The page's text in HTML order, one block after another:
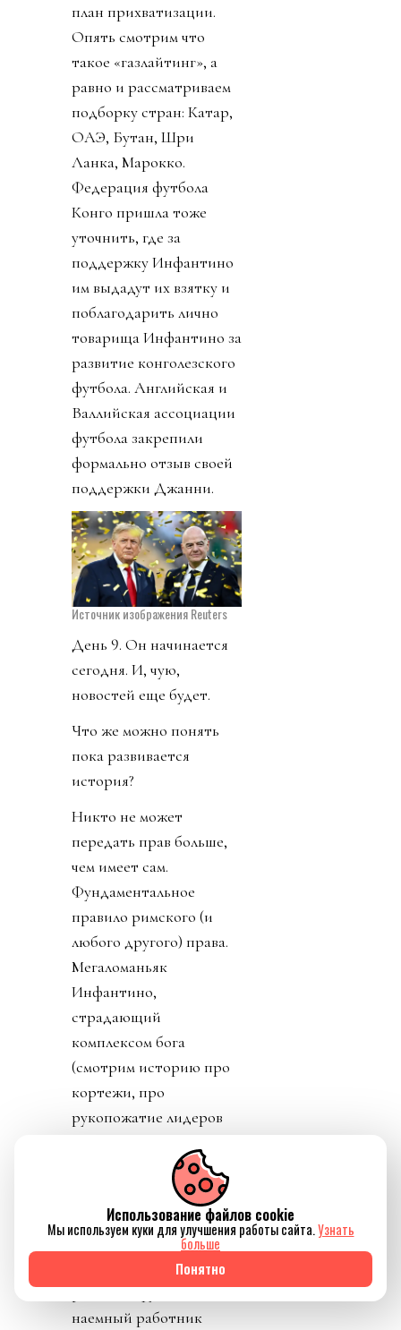
план прихватизации.
Опять смотрим что
такое «газлайтинг», а
равно и рассматриваем
подборку стран: Катар,
ОАЭ, Бутан, Шри
Ланка, Марокко.
Федерация футбола
Конго пришла тоже
уточнить, где за
поддержку Инфантино
им выдадут их взятку и
поблагодарить лично
товарища Инфантино за
развитие конголезского
футбола. Английская и
Валлийская ассоциации
футбола закрепили
формально отзыв своей
поддержки Джанни.
Источник изображения Reuters
День 9. Он начинается
сегодня. И, чую,
новостей еще будет.
Что же можно понять
пока развивается
история?
Никто не может
передать прав больше,
чем имеет сам.
Фундаментальное
правило римского (и
любого другого) права.
Мегаломаньяк
Инфантино,
страдающий
комплексом бога
(смотрим историю про
кортежи, про
рукопожатие лидеров
футбола и прочие)
перепутал не то, что
берега, но
действительность.
Нанятый для удобства и
развития футбола
наемный работник
Использование файлов cookie
Мы используем куки для улучшения работы сайта.Узнать
больше
Понятно